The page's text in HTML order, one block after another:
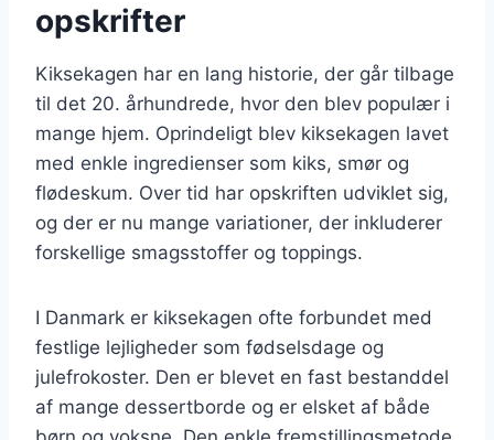
opskrifter
Kiksekagen har en lang historie, der går tilbage
til det 20. århundrede, hvor den blev populær i
mange hjem. Oprindeligt blev kiksekagen lavet
med enkle ingredienser som kiks, smør og
flødeskum. Over tid har opskriften udviklet sig,
og der er nu mange variationer, der inkluderer
forskellige smagsstoffer og toppings.
I Danmark er kiksekagen ofte forbundet med
festlige lejligheder som fødselsdage og
julefrokoster. Den er blevet en fast bestanddel
af mange dessertborde og er elsket af både